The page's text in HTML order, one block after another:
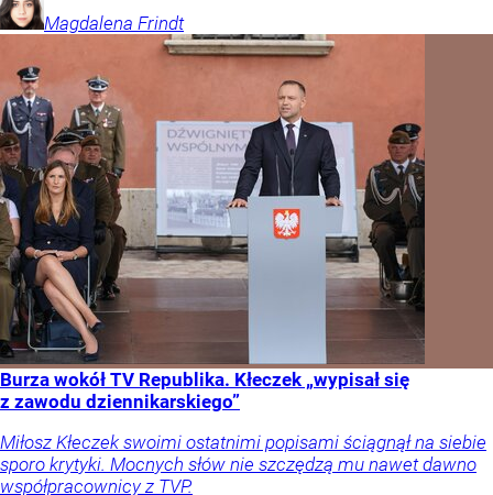
Magdalena Frindt
Burza wokół TV Republika. Kłeczek „wypisał się
z zawodu dziennikarskiego”
Miłosz Kłeczek swoimi ostatnimi popisami ściągnął na siebie
sporo krytyki. Mocnych słów nie szczędzą mu nawet dawno
współpracownicy z TVP.